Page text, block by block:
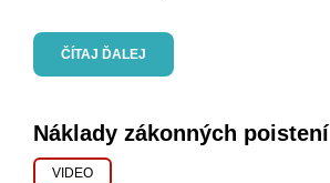
ČÍTAJ ĎALEJ
Náklady zákonných poistení
VIDEO